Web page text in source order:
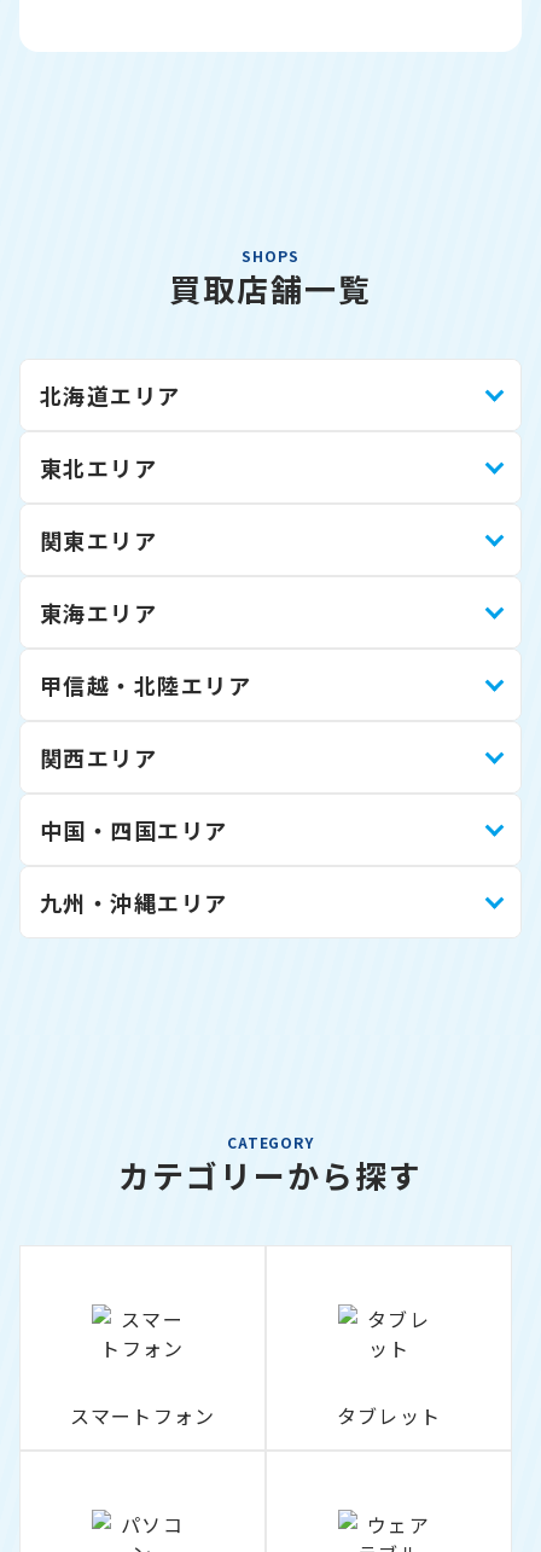
SHOPS
買取店舗一覧
北海道エリア
東北エリア
関東エリア
東海エリア
甲信越・北陸エリア
関西エリア
中国・四国エリア
九州・沖縄エリア
CATEGORY
カテゴリーから探す
スマートフォン タブレット